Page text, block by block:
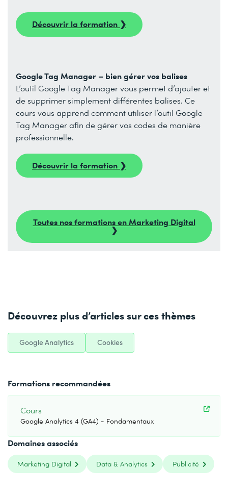
Découvrir la formation ❯
Google Tag Manager – bien gérer vos balises
L’outil Google Tag Manager vous permet d’ajouter et
de supprimer simplement différentes balises. Ce
cours vous apprend comment utiliser l’outil Google
Tag Manager afin de gérer vos codes de manière
professionnelle.
Découvrir la formation ❯
Toutes nos formations en Marketing Digital
❯
Découvrez plus d’articles sur ces thèmes
Google Analytics Cookies
Formations recommandées
Cours
Google Analytics 4 (GA4) - Fondamentaux
Domaines associés
Marketing Digital Data & Analytics Publicité